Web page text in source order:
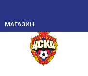
МАГАЗИН